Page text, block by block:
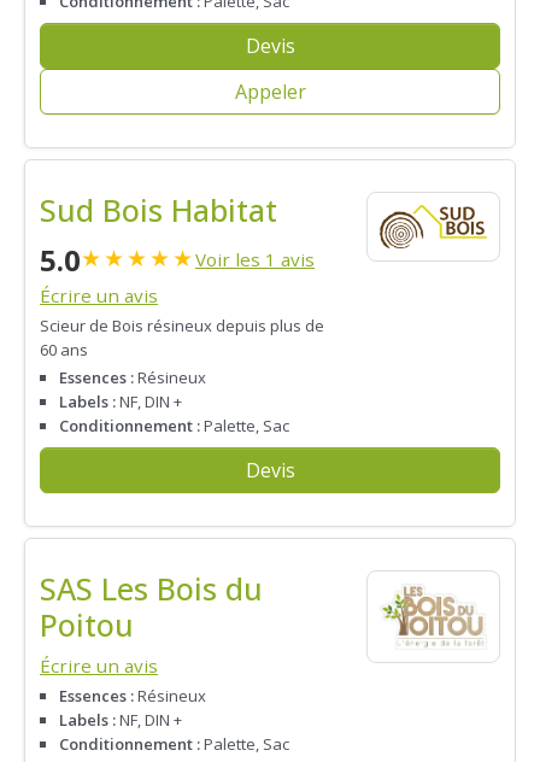
Devis
Appeler
Sud Bois Habitat
5.0★★★★★Voir les 1 avis
Écrire un avis
Scieur de Bois résineux depuis plus de
60 ans
Essences :Résineux
Labels :NF, DIN +
Conditionnement :Palette, Sac
Devis
SAS Les Bois du
Poitou
Écrire un avis
Essences :Résineux
Labels :NF, DIN +
Conditionnement :Palette, Sac